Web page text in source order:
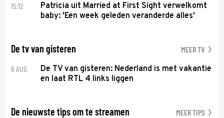
15:12
Patricia uit Married at First Sight verwelkomt
baby: 'Een week geleden veranderde alles'
De tv van gisteren MEER TV
8 AUG
De TV van gisteren: Nederland is met vakantie
en laat RTL 4 links liggen
De nieuwste tips om te streamen MEER TIPS